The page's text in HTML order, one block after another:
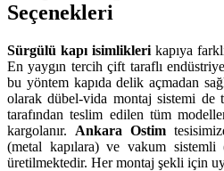
Seçenekleri
Sürgülü kapı isimlikleri kapıya
En yaygın tercih çift taraflı
bu yöntem kapıda delik açmadan
olarak dübel-vida montaj sistemi de
tarafından teslim edilen tüm
kargolanır. Ankara Ostim
(metal kapılara) ve vakum sistemli
üretilmektedir. Her montaj şekli için